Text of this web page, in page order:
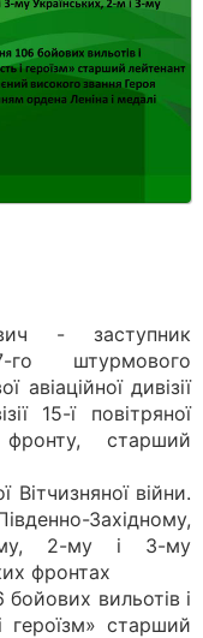
- заступник
го штурмового
дивізії
15-ї повітряної
старший
війни.
Західному,
му, 2-му і 3-му
фронтах
вильотів і
героїзм» старший